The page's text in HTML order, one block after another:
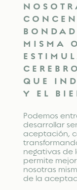
MISMA
QUE
Y EL
Podemos
desarrollar
aceptación,
negativas de
permite
nosotras
de la